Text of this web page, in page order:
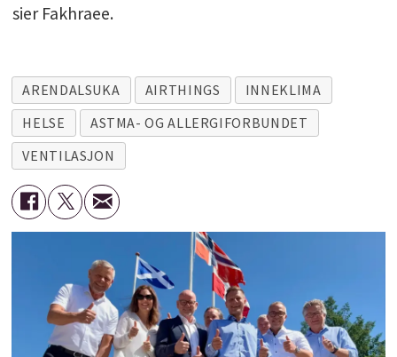
sier Fakhraee.
ARENDALSUKA AIRTHINGS
INNEKLIMA
HELSE
ASTMA- OG ALLERGIFORBUNDET
VENTILASJON